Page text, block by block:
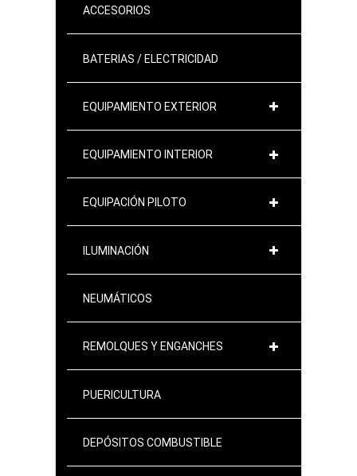
ACCESORIOS
BATERIAS / ELECTRICIDAD
EQUIPAMIENTO EXTERIOR
EQUIPAMIENTO INTERIOR
EQUIPACIÓN PILOTO
ILUMINACIÓN
NEUMÁTICOS
REMOLQUES Y ENGANCHES
PUERICULTURA
DEPÓSITOS COMBUSTIBLE